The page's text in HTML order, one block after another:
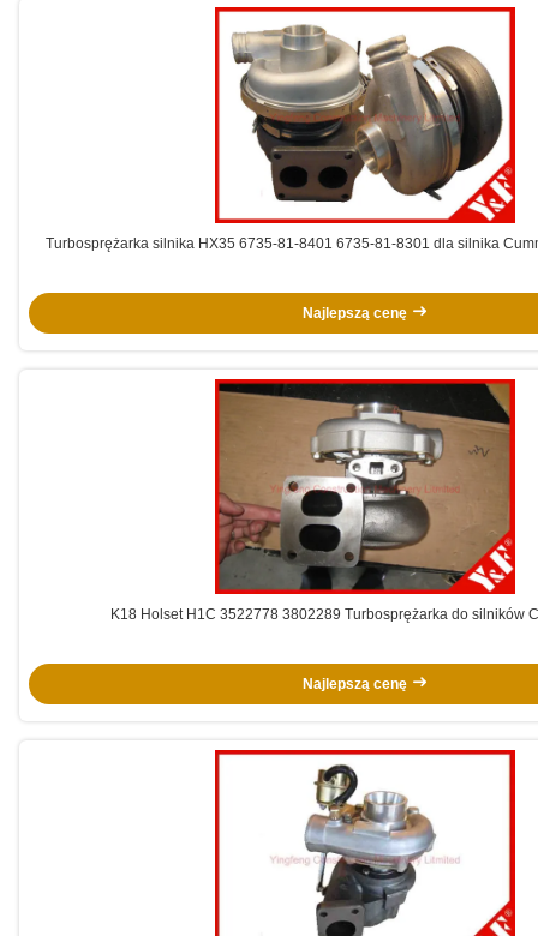
Turbosprężarka silnika HX35 6735-81-8401 6735-81-8301 dla silnika
Najlepszą cenę
K18 Holset H1C 3522778 3802289 Turbosprężarka do silników
Najlepszą cenę